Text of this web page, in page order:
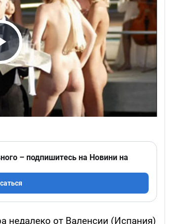
Video
– подпишитесь на Новини на
недалеко от Валенсии (Испания)